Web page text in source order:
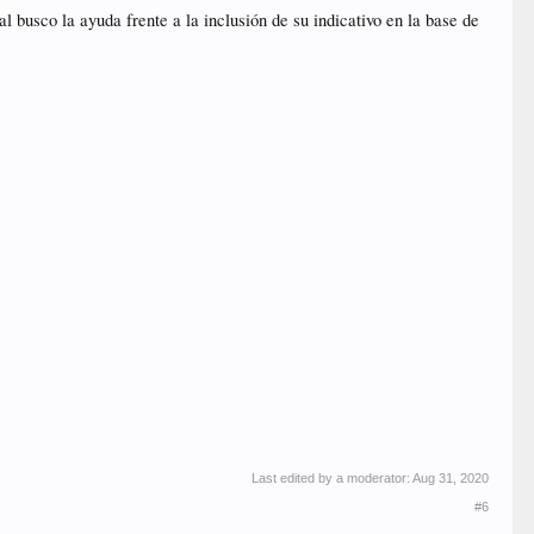
la ayuda frente a la inclusión de su indicativo en la base de
Last edited by a moderator: Aug 31, 2020
#6